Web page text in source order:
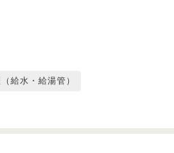
給水・給湯管）